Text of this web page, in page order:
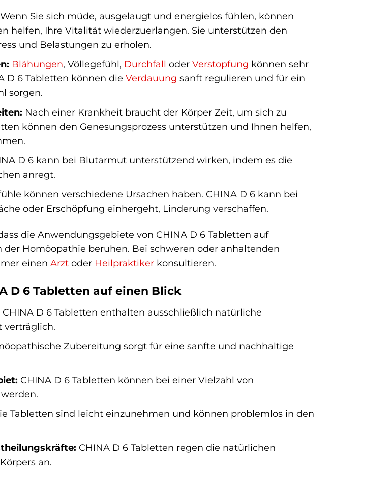
Wenn Sie sich müde, ausgelaugt und energielos fühlen, können
helfen, Ihre Vitalität wiederzuerlangen. Sie unterstützen den
und Belastungen zu erholen.
Blähungen, Völlegefühl, Durchfall oder Verstopfung können sehr
D 6 Tabletten können die Verdauung sanft regulieren und für ein
sorgen.
Nach einer Krankheit braucht der Körper Zeit, um sich zu
können den Genesungsprozess unterstützen und Ihnen helfen,
D 6 kann bei Blutarmut unterstützend wirken, indem es die
anregt.
können verschiedene Ursachen haben. CHINA D 6 kann bei
oder Erschöpfung einhergeht, Linderung verschaffen.
die Anwendungsgebiete von CHINA D 6 Tabletten auf
Homöopathie beruhen. Bei schweren oder anhaltenden
einen Arzt oder Heilpraktiker konsultieren.
D 6 Tabletten auf einen Blick
CHINA D 6 Tabletten enthalten ausschließlich natürliche
verträglich.
Zubereitung sorgt für eine sanfte und nachhaltige
CHINA D 6 Tabletten können bei einer Vielzahl von
Tabletten sind leicht einzunehmen und können problemlos in den
CHINA D 6 Tabletten regen die natürlichen
an.